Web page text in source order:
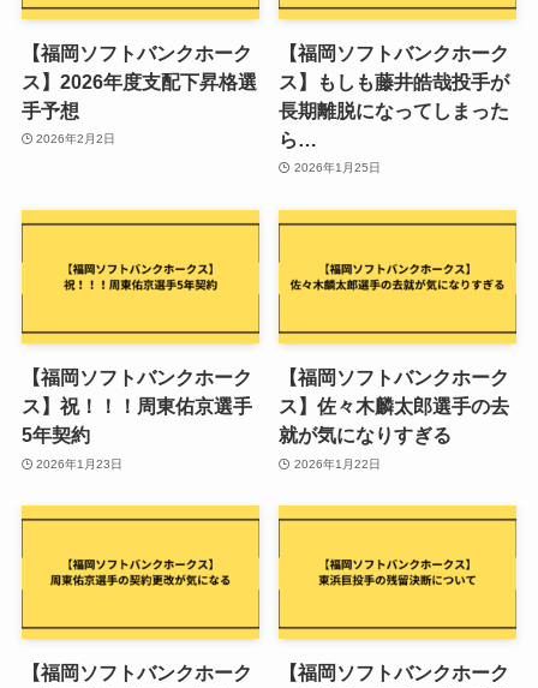
【福岡ソフトバンクホーク
ス】2026年度支配下昇格選
手予想
2026年2月2日
【福岡ソフトバンクホーク
ス】もしも藤井皓哉投手が
長期離脱になってしまった
ら…
2026年1月25日
【福岡ソフトバンクホーク
ス】祝！！！周東佑京選手
5年契約
2026年1月23日
【福岡ソフトバンクホーク
ス】佐々木麟太郎選手の去
就が気になりすぎる
2026年1月22日
【福岡ソフトバンクホーク
【福岡ソフトバンクホーク